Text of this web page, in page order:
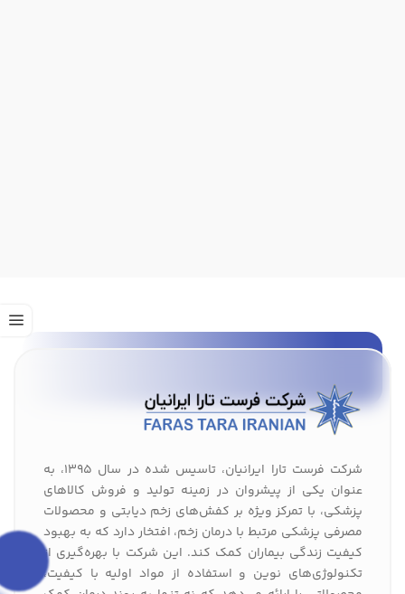
شرکت فرست تارا ایرانیان، تاسیس شده در سال 1395، به
عنوان یکی از پیشروان در زمینه تولید و فروش کالاهای
پزشکی، با تمرکز ویژه بر کفش‌های زخم دیابتی و محصولات
مصرفی پزشکی مرتبط با درمان زخم، افتخار دارد که به بهبود
کیفیت زندگی بیماران کمک کند. این شرکت با بهره‌گیری از
تکنولوژی‌های نوین و استفاده از مواد اولیه با کیفیت،